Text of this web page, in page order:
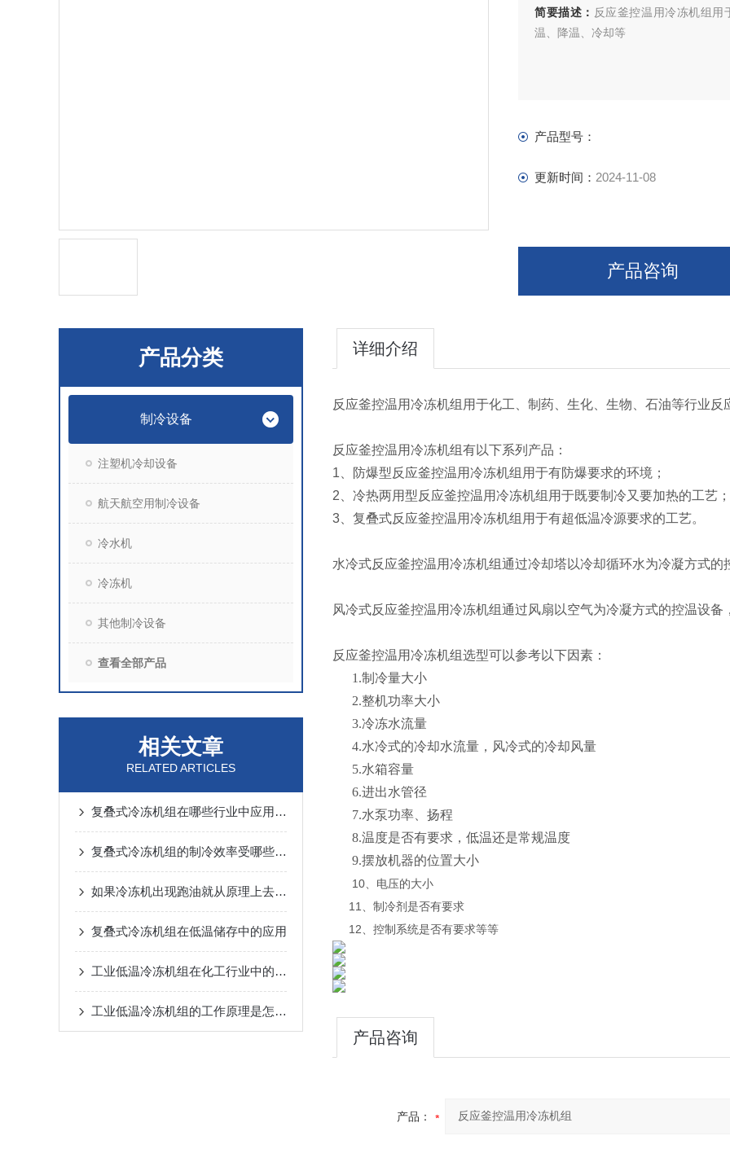
简要描述： 反应釜控温用冷冻机组
温、降温、冷却等
产品型号：
更新时间： 2024-11-08
产品咨询
产品分类
制冷设备
注塑机冷却设备
航天航空用制冷设备
冷水机
冷冻机
其他制冷设备
查看全部产品
相关文章
RELATED ARTICLES
复叠式冷冻机组在哪些行业中应用广泛？
复叠式冷冻机组的制冷效率受哪些因素影响？
如果冷冻机出现跑油就从原理上去剖析并解决
复叠式冷冻机组在低温储存中的应用
工业低温冷冻机组在化工行业中的应用
工业低温冷冻机组的工作原理是怎样的？
详细介绍
反应釜控温用冷冻机组用于化工、制药、生化、生物、石油等行业反
反应釜控温用冷冻机组有以下系列产品：
1、防爆型反应釜控温用冷冻机组用于有防爆要求的环境；
2、冷热两用型反应釜控温用冷冻机组用于既要制冷又要加热的工艺；
3、复叠式反应釜控温用冷冻机组用于有超低温冷源要求的工艺。
水冷式反应釜控温用冷冻机组通过冷却塔以冷却循环水为冷凝方式的
风冷式反应釜控温用冷冻机组通过风扇以空气为冷凝方式的控温设备
反应釜控温用冷冻机组选型可以参考以下因素：
1.制冷量大小
2.整机功率大小
3.冷冻水流量
4.水冷式的冷却水流量，风冷式的冷却风量
5.水箱容量
6.进出水管径
7.水泵功率、扬程
8.温度是否有要求，低温还是常规温度
9.摆放机器的位置大小
10、电压的大小
11、制冷剂是否有要求
12、控制系统是否有要求等等
产品咨询
产品：